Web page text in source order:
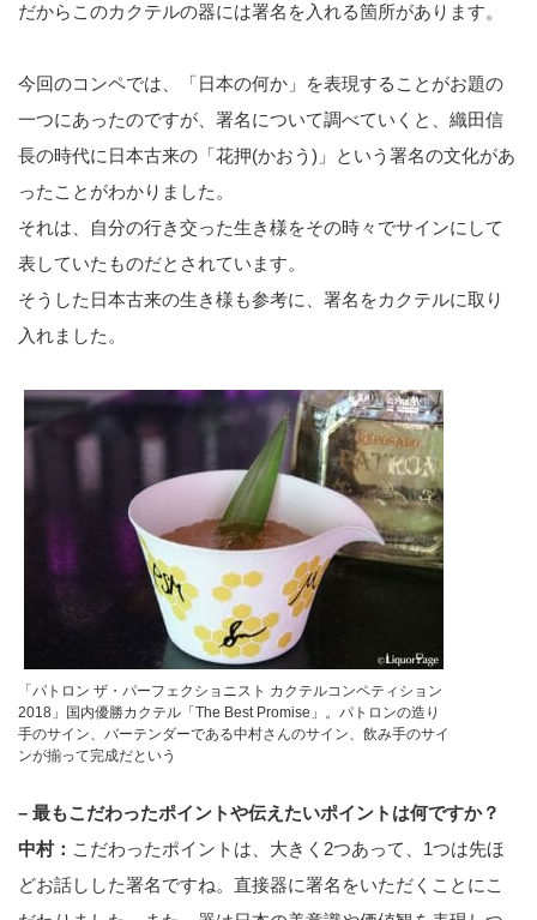
だからこのカクテルの器には署名を入れる箇所があります。
今回のコンペでは、「日本の何か」を表現することがお題の
一つにあったのですが、署名について調べていくと、織田信
長の時代に日本古来の「花押(かおう)」という署名の文化があ
ったことがわかりました。
それは、自分の行き交った生き様をその時々でサインにして
表していたものだとされています。
そうした日本古来の生き様も参考に、署名をカクテルに取り
入れました。
「パトロン ザ・パーフェクショニスト カクテルコンペティション
2018」国内優勝カクテル「The Best Promise」。パトロンの造り
手のサイン、バーテンダーである中村さんのサイン、飲み手のサイ
ンが揃って完成だという
– 最もこだわったポイントや伝えたいポイントは何ですか？
中村： こだわったポイントは、大きく2つあって、1つは先ほ
どお話しした署名ですね。直接器に署名をいただくことにこ